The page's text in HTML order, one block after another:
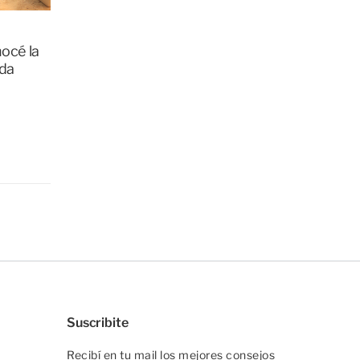
la
Suscribite
Recibí en tu mail los mejores consejos